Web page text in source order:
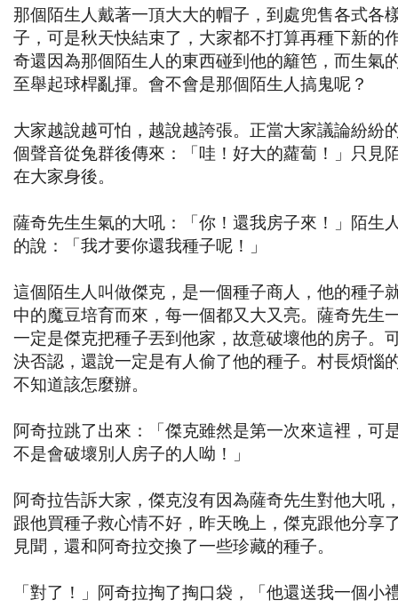
那個陌生人戴著一頂大大的帽子，到處兜售各式各
子，可是秋天快結束了，大家都不打算再種下新的
奇還因為那個陌生人的東西碰到他的籬笆，而生氣
至舉起球桿亂揮。會不會是那個陌生人搞鬼呢？
大家越說越可怕，越說越誇張。正當大家議論紛紛
個聲音從兔群後傳來：「哇！好大的蘿蔔！」只見
在大家身後。
薩奇先生生氣的大吼：「你！還我房子來！」陌生
的說：「我才要你還我種子呢！」
這個陌生人叫做傑克，是一個種子商人，他的種子
中的魔豆培育而來，每一個都又大又亮。薩奇先生
一定是傑克把種子丟到他家，故意破壞他的房子。
決否認，還說一定是有人偷了他的種子。村長煩惱
不知道該怎麼辦。
阿奇拉跳了出來：「傑克雖然是第一次來這裡，可
不是會破壞別人房子的人呦！」
阿奇拉告訴大家，傑克沒有因為薩奇先生對他大吼
跟他買種子救心情不好，昨天晚上，傑克跟他分享
見聞，還和阿奇拉交換了一些珍藏的種子。
「對了！」阿奇拉掏了掏口袋，「他還送我一個小